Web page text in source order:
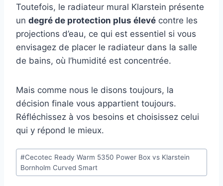
Toutefois, le radiateur mural Klarstein présente
un degré de protection plus élevé contre les
projections d’eau, ce qui est essentiel si vous
envisagez de placer le radiateur dans la salle
de bains, où l’humidité est concentrée.
Mais comme nous le disons toujours, la
décision finale vous appartient toujours.
Réfléchissez à vos besoins et choisissez celui
qui y répond le mieux.
Étiquettes
de
la
#Cecotec Ready Warm 5350 Power Box vs Klarstein
Bornholm Curved Smart